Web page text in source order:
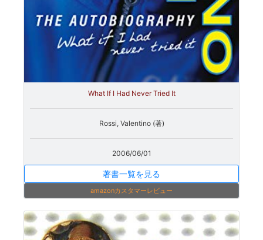
What If I Had Never Tried It
Rossi, Valentino (著)
2006/06/01
著書一覧を見る
amazonカスタマーレビュー